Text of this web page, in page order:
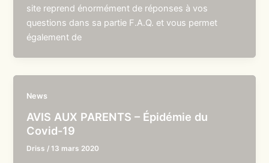
site reprend énormément de réponses à vos
questions dans sa partie F.A.Q. et vous permet
également de
News
AVIS AUX PARENTS – Épidémie du
Covid-19
Driss /13 mars 2020